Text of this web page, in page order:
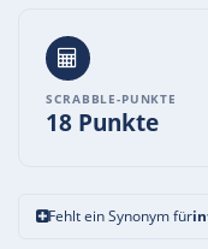
SCRABBLE-PUNKTE
18 Punkte
Fehlt ein Synonym für